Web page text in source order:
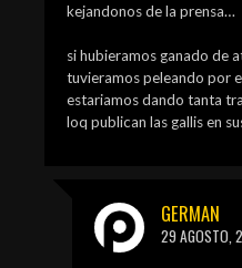
kejandonos de la prensa…
si hubieramos ganado de
tuvieramos peleando por
estariamos dando tanta
loq publican las gallis en
GERMAN
29 AGOSTO,